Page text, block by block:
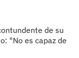
de su
"No es capaz de